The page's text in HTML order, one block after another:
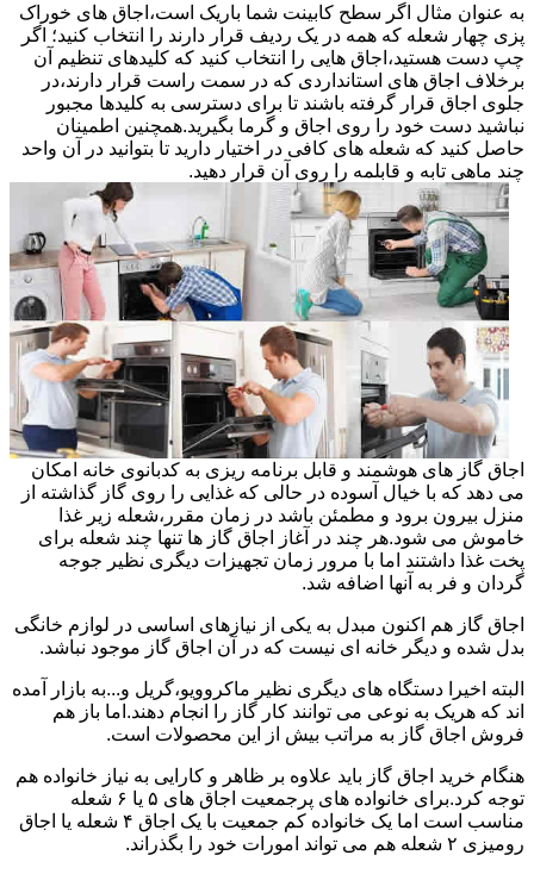
به عنوان مثال اگر سطح کابینت شما باریک است،اجاق های خوراک
پزی چهار شعله که همه در یک ردیف قرار دارند را انتخاب کنید؛ اگر
چپ دست هستید،اجاق هایی را انتخاب کنید که کلیدهای تنظیم آن
برخلاف اجاق های استانداردی که در سمت راست قرار دارند،در
جلوی اجاق قرار گرفته باشند تا برای دسترسی به کلیدها مجبور
نباشید دست خود را روی اجاق و گرما بگیرید.همچنین اطمینان
حاصل کنید که شعله های کافی در اختیار دارید تا بتوانید در آن واحد
چند ماهی تابه و قابلمه را روی آن قرار دهید.
اجاق گاز های هوشمند و قابل برنامه ریزی به کدبانوی خانه امکان
می دهد که با خیال آسوده در حالی که غذایی را روی گاز گذاشته از
منزل بیرون برود و مطمئن باشد در زمان مقرر،شعله زیر غذا
خاموش می شود.هر چند در آغاز اجاق گاز ها تنها چند شعله برای
پخت غذا داشتند اما با مرور زمان تجهیزات دیگری نظیر جوجه
گردان و فر به آنها اضافه شد.
اجاق گاز هم اکنون مبدل به یکی از نیازهای اساسی در لوازم خانگی
بدل شده و دیگر خانه ای نیست که در آن اجاق گاز موجود نباشد.
البته اخیرا دستگاه های دیگری نظیر ماکروویو،گریل و...به بازار آمده
اند که هریک به نوعی می توانند کار گاز را انجام دهند.اما باز هم
فروش اجاق گاز به مراتب بیش از این محصولات است.
هنگام خرید اجاق گاز باید علاوه بر ظاهر و کارایی به نیاز خانواده هم
توجه کرد.برای خانواده های پرجمعیت اجاق های ۵ یا ۶ شعله
مناسب است اما یک خانواده کم جمعیت با یک اجاق ۴ شعله یا اجاق
رومیزی ۲ شعله هم می تواند امورات خود را بگذراند.